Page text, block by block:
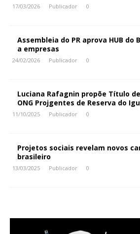
17/03/2026 Publicador 0
Assembleia do PR aprova HUB do
a empresas
24/02/2026 Publicador 0
Luciana Rafagnin propõe Título
ONG Projgentes de Reserva do
11/10/2025 Publicador 0
Projetos sociais revelam novos
brasileiro
13/03/2025 Publicador 0